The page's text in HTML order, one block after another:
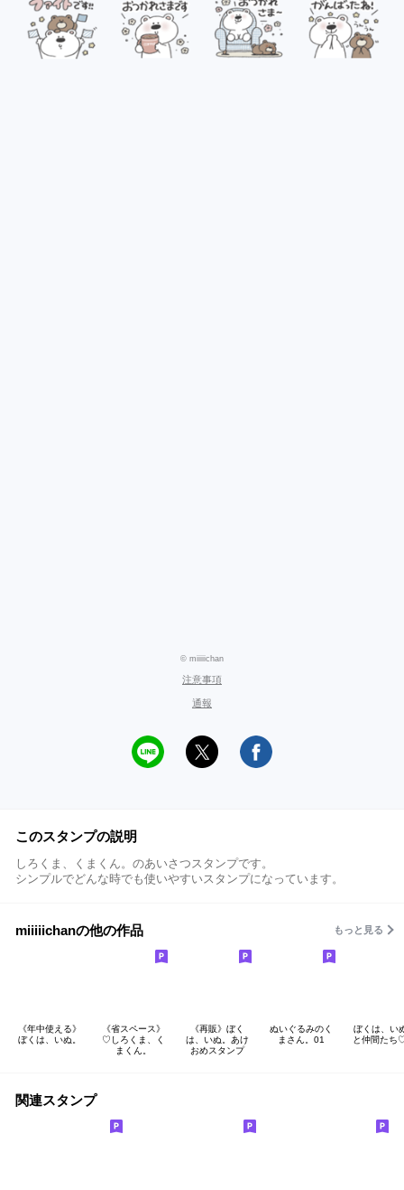
© miiiiichan
注意事項
通報
このスタンプの説明
しろくま、くまくん。のあいさつスタンプです。
シンプルでどんな時でも使いやすいスタンプになっています。
miiiiichanの他の作品 もっと見る
《年中使える》
ぼくは、いぬ。
《省スペース》
♡しろくま、く
まくん。
《再販》ぼく
は、いぬ。あけ
おめスタンプ
ぬいぐるみのく
まさん。01
ぼくは、い
と仲間たち
関連スタンプ